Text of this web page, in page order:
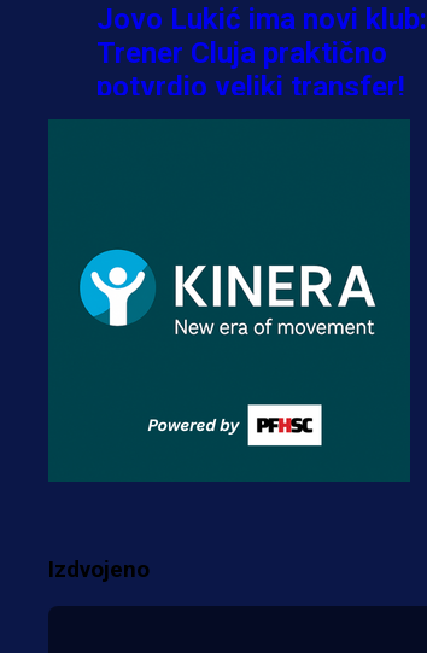
Jovo Lukić ima novi klub:
Trener Cluja praktično
potvrdio veliki transfer!
predsjednika kluba: Jovo
Lukić uskoro pravi
transfer!?
Zmajevi dobili veliko
pojačanje: Fudbaler
Izdvojeno